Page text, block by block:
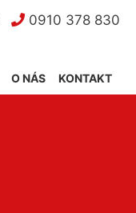
0910 378 830
KONTAKT
O NÁS